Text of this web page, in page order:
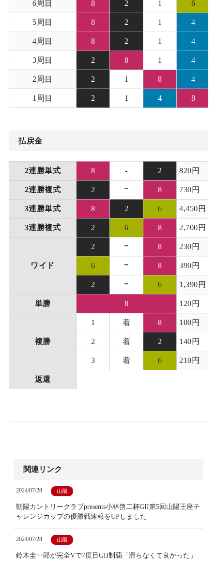
6周目 8 2 1 6
5周目 8 2 1 4
4周目 8 2 1 4
3周目 2 8 1 4
2周目 2 1 8 4
1周目 2 1 4 8
払戻金
2連勝単式 8 - 2 820円
2連勝複式 2 = 8 730円
3連勝単式 8 2 6 4,450円
3連勝複式 2 6 8 2,700円
ワイド
2 = 8 230円
6 = 8 390円
2 = 6 1,390円
単勝 8 120円
複勝
1 着 8 100円
2 着 2 140円
3 着 6 210円
返還
関連リンク
2024/07/28 山陽
朝陽カントリークラブpresents小林啓二杯GII第5回山陽王座チ
ャレンジカップの優勝戦速報をUPしました
2024/07/28 山陽
鈴木圭一郎が完全Vで7度目GII制覇「滑らなくて良かった」